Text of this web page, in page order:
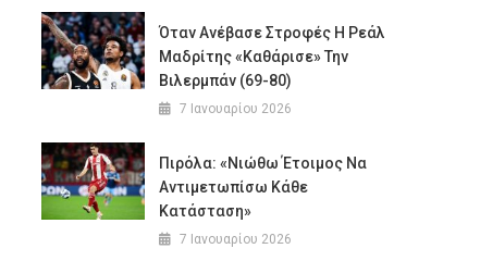
Όταν Ανέβασε Στροφές Η Ρεάλ
Μαδρίτης «καθάρισε» Την
Βιλερμπάν (69-80)
7 Ιανουαρίου 2026
Πιρόλα: «Νιώθω Έτοιμος Να
Αντιμετωπίσω Κάθε
Κατάσταση»
7 Ιανουαρίου 2026